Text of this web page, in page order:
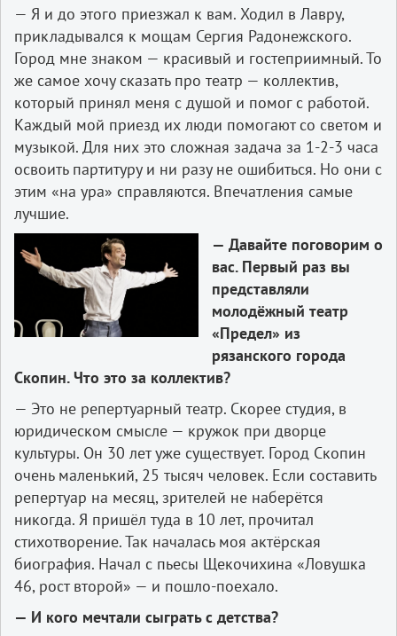
— Я и до этого приезжал к вам. Ходил в Лавру,
прикладывался к мощам Сергия Радонежского.
Город мне знаком — красивый и гостеприимный. То
же самое хочу сказать про театр — коллектив,
который принял меня с душой и помог с работой.
Каждый мой приезд их люди помогают со светом и
музыкой. Для них это сложная задача за 1-2-3 часа
освоить партитуру и ни разу не ошибиться. Но они с
этим «на ура» справляются. Впечатления самые
лучшие.
— Давайте поговорим о
вас. Первый раз вы
представляли
молодёжный театр
«Предел» из
рязанского города
Скопин. Что это за коллектив?
— Это не репертуарный театр. Скорее студия, в
юридическом смысле — кружок при дворце
культуры. Он 30 лет уже существует. Город Скопин
очень маленький, 25 тысяч человек. Если составить
репертуар на месяц, зрителей не наберётся
никогда. Я пришёл туда в 10 лет, прочитал
стихотворение. Так началась моя актёрская
биография. Начал с пьесы Щекочихина «Ловушка
46, рост второй» — и пошло-поехало.
— И кого мечтали сыграть с детства?